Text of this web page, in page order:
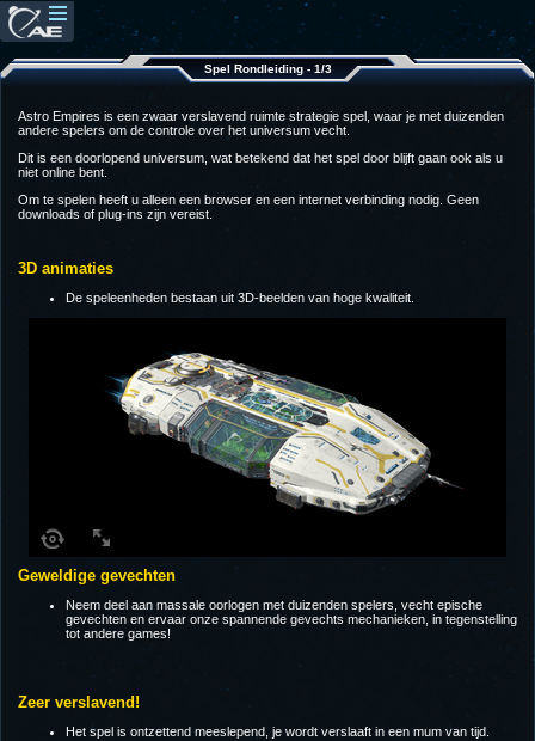
Spel Rondleiding - 1/3
Astro Empires is een zwaar verslavend ruimte strategie spel, waar je met duizenden
andere spelers om de controle over het universum vecht.
Dit is een doorlopend universum, wat betekend dat het spel door blijft gaan ook als u
niet online bent.
Om te spelen heeft u alleen een browser en een internet verbinding nodig. Geen
downloads of plug-ins zijn vereist.
3D animaties
De speleenheden bestaan uit 3D-beelden van hoge kwaliteit.
Geweldige gevechten
Neem deel aan massale oorlogen met duizenden spelers, vecht epische
gevechten en ervaar onze spannende gevechts mechanieken, in tegenstelling
tot andere games!
Zeer verslavend!
Het spel is ontzettend meeslepend, je wordt verslaaft in een mum van tijd.